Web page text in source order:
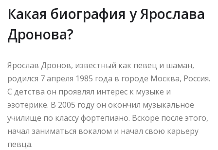
Какая биография у Ярослава
Дронова?
Ярослав Дронов, известный как певец и шаман,
родился 7 апреля 1985 года в городе Москва, Россия.
С детства он проявлял интерес к музыке и
эзотерике. В 2005 году он окончил музыкальное
училище по классу фортепиано. Вскоре после этого,
начал заниматься вокалом и начал свою карьеру
певца.